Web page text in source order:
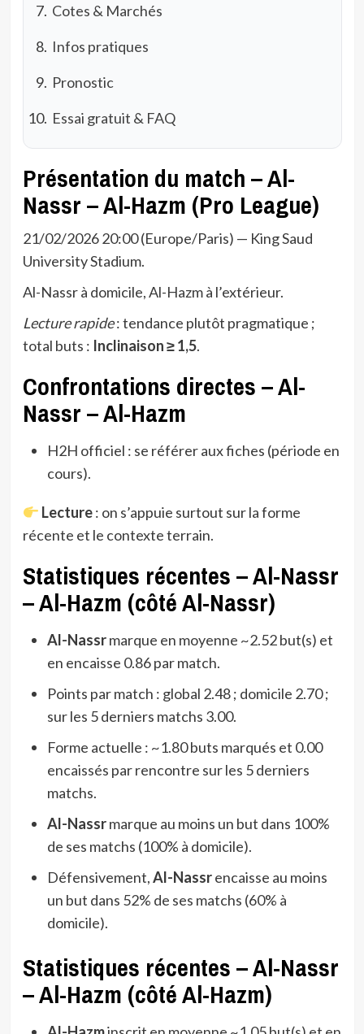
Cotes & Marchés
Infos pratiques
Pronostic
Essai gratuit & FAQ
Présentation du match – Al-
Nassr – Al-Hazm (Pro League)
21/02/2026 20:00 (Europe/Paris) — King Saud
University Stadium.
Al-Nassr à domicile, Al-Hazm à l’extérieur.
Lecture rapide: tendance plutôt pragmatique ;
total buts : Inclinaison ≥ 1,5.
Confrontations directes – Al-
Nassr – Al-Hazm
H2H officiel : se référer aux fiches (période en
cours).
Lecture: on s’appuie surtout sur la forme
récente et le contexte terrain.
Statistiques récentes – Al-Nassr
– Al-Hazm (côté Al-Nassr)
Al-Nassrmarque en moyenne ~2.52 but(s) et
en encaisse 0.86 par match.
Points par match : global 2.48 ; domicile 2.70 ;
sur les 5 derniers matchs 3.00.
Forme actuelle : ~1.80 buts marqués et 0.00
encaissés par rencontre sur les 5 derniers
matchs.
Al-Nassrmarque au moins un but dans 100%
de ses matchs (100% à domicile).
Défensivement,Al-Nassrencaisse au moins
un but dans 52% de ses matchs (60% à
domicile).
Statistiques récentes – Al-Nassr
– Al-Hazm (côté Al-Hazm)